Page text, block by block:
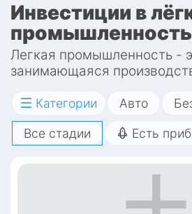
Инвестиции в
промышленность
Легкая промышленность -
занимающаяся
промышленных товаров,
обувь, текстильные
изделия, электроника и
включать в себя все
разработки продуктов до
Категории Авто
Все стадии Есть